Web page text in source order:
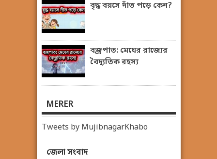
বৃদ্ধ বয়সে দাঁত পড়ে কেন?
বজ্রপাত: মেঘের রাজ্যের
বৈদ্যুতিক রহস্য
MERER
Tweets by MujibnagarKhabo
জেলা সংবাদ